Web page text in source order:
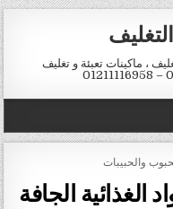
، ماكينات تعبئة و تغليف
والحبيبات
الغذائية الجافة